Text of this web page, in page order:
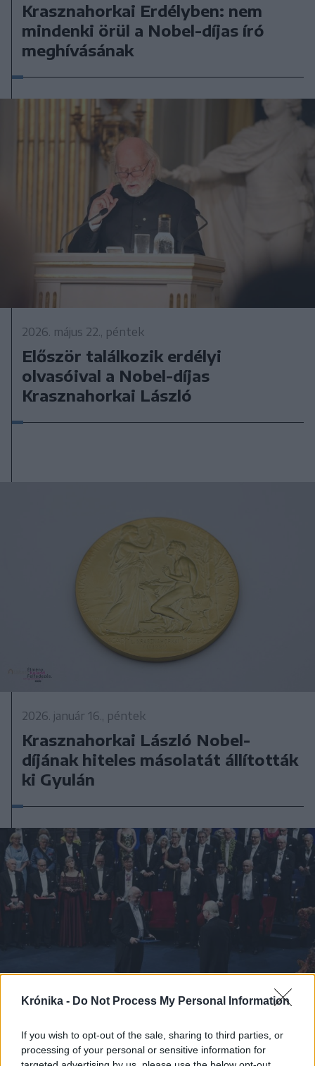
Krónika - Do Not Process My Personal Information
If you wish to opt-out of the sale, sharing to third parties, or
processing of your personal or sensitive information for
Krasznahorkai Erdélyben: nem
mindenki örül a Nobel-díjas író
meghívásának
2026. május 22., péntek
Először találkozik erdélyi
olvasóival a Nobel-díjas
Krasznahorkai László
2026. január 16., péntek
Krasznahorkai László Nobel-
díjának hiteles másolatát állították
ki Gyulán
2025. december 10., szerda